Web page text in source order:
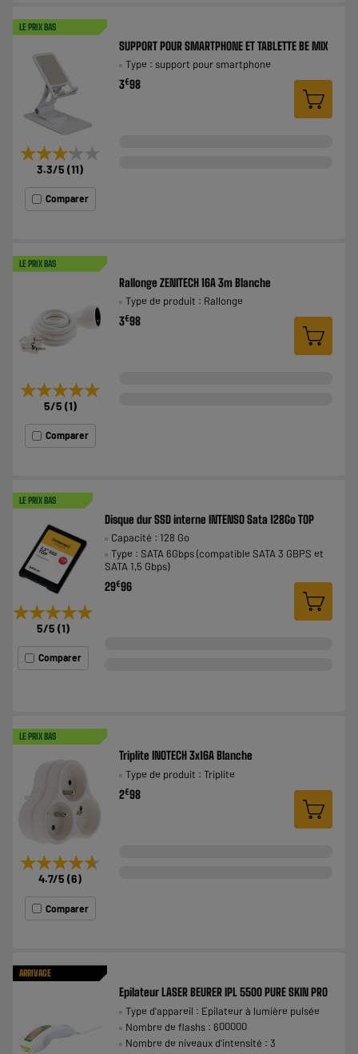
LE PRIX BAS
★★★★★
★★★★★
3.3/5 (11)
Comparer
SUPPORT POUR SMARTPHONE ET TABLETTE BE MIX
Type : support pour smartphone
3€98
LE PRIX BAS
★★★★★
★★★★★
5/5 (1)
Comparer
Rallonge ZENITECH 16A 3m Blanche
Type de produit : Rallonge
3€98
LE PRIX BAS
★★★★★
★★★★★
5/5 (1)
Comparer
Disque dur SSD interne INTENSO Sata 128Go TOP
Capacité : 128 Go
Type : SATA 6Gbps (compatible SATA 3 GBPS et
SATA 1,5 Gbps)
29€96
LE PRIX BAS
★★★★★
★★★★★
4.7/5 (6)
Comparer
Triplite INOTECH 3x16A Blanche
Type de produit : Triplite
2€98
ARRIVAGE
Epilateur LASER BEURER IPL 5500 PURE SKIN PRO
Type d'appareil : Epilateur à lumière pulsée
Nombre de flashs : 600000
Nombre de niveaux d'intensité : 3